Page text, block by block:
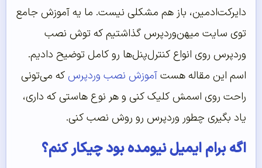
دایرکت‌ادمین، باز هم مشکلی نیست. ما یه آموزش جامع
توی سایت میهن‌وردپرس گذاشتیم که توش نصب
وردپرس روی انواع کنترل‌پنل‌ها رو کامل توضیح دادیم.
اسم این مقاله هستآموزش نصب وردپرس که می‌تونی
راحت روی اسمش کلیک کنی و هر نوع هاستی که داری،
یاد بگیری چطور وردپرس رو روش نصب کنی.
اگه برام ایمیل نیومده بود چیکار کنم؟